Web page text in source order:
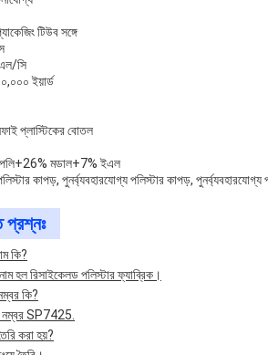
টিউব সঙ্গে
এল/সি
ইয়ার্ড
প্লাস্টিকের বোতল
পলি+26% মডাল+7% ইএল
কাপড়, পুনর্ব্যবহারযোগ্য পলিস্টার কাপড়, পুনর্ব্যবহারযোগ্য
প্রশ্নঃ
কি?
হল রিসাইকেলড পলিস্টার ফ্যাব্রিক।
কি?
নম্বর SP7425.
করা হয়?